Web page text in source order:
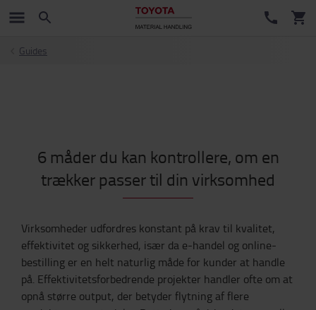
Guides
6 måder du kan kontrollere, om en
trækker passer til din virksomhed
Virksomheder udfordres konstant på krav til kvalitet,
effektivitet og sikkerhed, især da e-handel og online-
bestilling er en helt naturlig måde for kunder at handle
på. Effektivitetsforbedrende projekter handler ofte om at
opnå større output, der betyder flytning af flere